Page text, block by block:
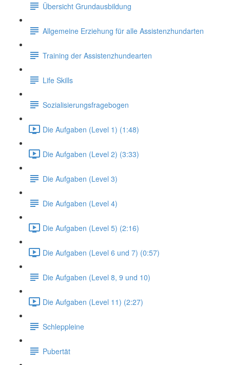
Übersicht Grundausbildung
Allgemeine Erziehung für alle Assistenzhundarten
Training der Assistenzhundearten
Life Skills
Sozialisierungsfragebogen
Die Aufgaben (Level 1) (1:48)
Die Aufgaben (Level 2) (3:33)
Die Aufgaben (Level 3)
Die Aufgaben (Level 4)
Die Aufgaben (Level 5) (2:16)
Die Aufgaben (Level 6 und 7) (0:57)
Die Aufgaben (Level 8, 9 und 10)
Die Aufgaben (Level 11) (2:27)
Schleppleine
Pubertät